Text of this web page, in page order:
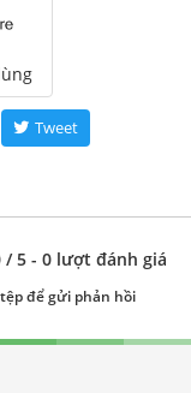
Tweet
/ 5 - 0 lượt đánh giá
để gửi phản hồi